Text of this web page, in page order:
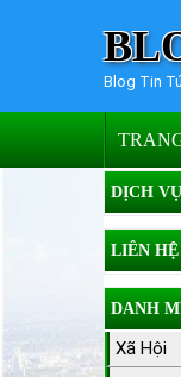
Blog Tin
DỊCH VỤ
LIÊN
DANH
Xã Hội